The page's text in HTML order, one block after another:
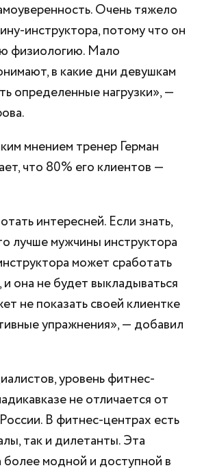
Очень тяжело
инструктора, потому что он
физиологию. Мало
в какие дни девушкам
определенные нагрузки», —
мнением тренер Герман
что 80% его клиентов —
интересней. Если знать,
лучше мужчины инструктора
может сработать
и она не будет выкладываться
не показать своей клиентке
упражнения», — добавил
уровень фитнес-
не отличается от
В фитнес-центрах есть
так и дилетанты. Эта
более модной и доступной в